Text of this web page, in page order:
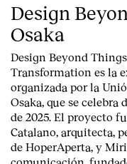
Design
Osaka
Design Beyond
Transformation es la
organizada por la
Osaka, que se celebra
de 2025. El proyecto
Catalano, arquitecta,
de HoperAperta, y